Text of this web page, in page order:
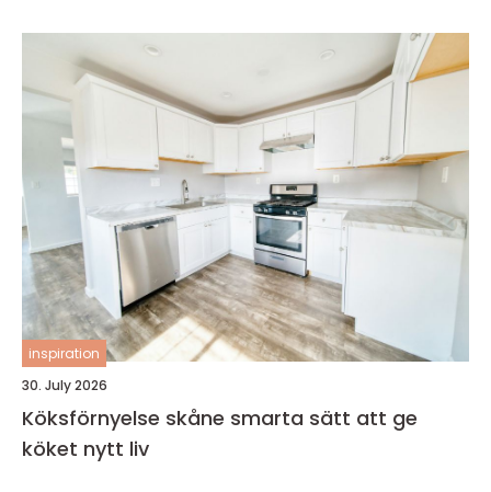
inspiration
30. July 2026
Köksförnyelse skåne smarta sätt att ge
köket nytt liv